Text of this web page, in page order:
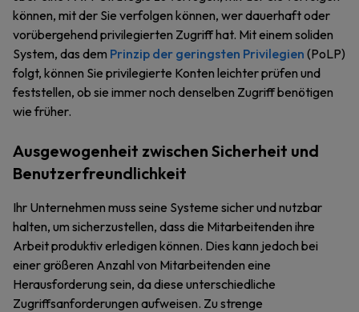
können, mit der Sie verfolgen können, wer dauerhaft oder
vorübergehend privilegierten Zugriff hat. Mit einem soliden
System, das dem Prinzip der geringsten Privilegien (PoLP)
folgt, können Sie privilegierte Konten leichter prüfen und
feststellen, ob sie immer noch denselben Zugriff benötigen
wie früher.
Ausgewogenheit zwischen Sicherheit und
Benutzerfreundlichkeit
Ihr Unternehmen muss seine Systeme sicher und nutzbar
halten, um sicherzustellen, dass die Mitarbeitenden ihre
Arbeit produktiv erledigen können. Dies kann jedoch bei
einer größeren Anzahl von Mitarbeitenden eine
Herausforderung sein, da diese unterschiedliche
Zugriffsanforderungen aufweisen. Zu strenge